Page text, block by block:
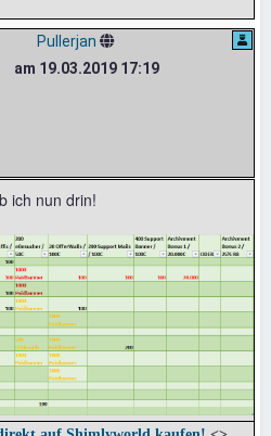
Pullerjan
am 19.03.2019 17:19
ich nun drin!